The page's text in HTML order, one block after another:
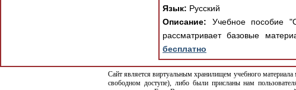
Язык: Русский
Описание: Учебное пособие
рассматривает базовые
бесплатно
Сайт является виртуальным хранилищем учебного
свободном доступе), либо были присланы нам